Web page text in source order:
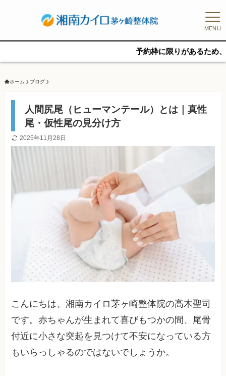
MENU
予約枠に限りがあるため、新規の予
ホーム ブログ
人間尻尾（ヒューマンテール）とは｜真性
尾・仮性尾の見分け方
2025年11月28日
こんにちは、湘南カイロ茅ヶ崎整体院の高木聖司
です。赤ちゃんが生まれて喜びもつかの間、尾骨
付近に小さな突起を見つけて不安になっている方
もいらっしゃるのではないでしょうか。